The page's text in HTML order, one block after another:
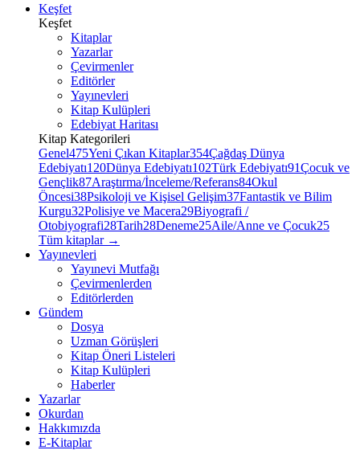
Keşfet
Keşfet
Kitaplar
Yazarlar
Çevirmenler
Editörler
Yayınevleri
Kitap Kulüpleri
Edebiyat Haritası
Kitap Kategorileri
Genel475Yeni Çıkan Kitaplar354Çağdaş Dünya
Edebiyatı120Dünya Edebiyatı102Türk Edebiyatı91Çocuk ve
Gençlik87Araştırma/İnceleme/Referans84Okul
Öncesi38Psikoloji ve Kişisel Gelişim37Fantastik ve Bilim
Kurgu32Polisiye ve Macera29Biyografi /
Otobiyografi28Tarih28Deneme25Aile/Anne ve Çocuk25
Tüm kitaplar →
Yayınevleri
Yayınevi Mutfağı
Çevirmenlerden
Editörlerden
Gündem
Dosya
Uzman Görüşleri
Kitap Öneri Listeleri
Kitap Kulüpleri
Haberler
Yazarlar
Okurdan
Hakkımızda
E-Kitaplar